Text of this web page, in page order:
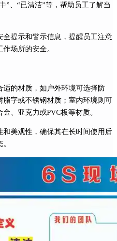
”、“已清洁”等，帮助员工了解当
全提示和警示信息，提醒员工注意
场所的安全。
适的材质，如户外环境可选择防
脂字或不锈钢材质；室内环境则可
、亚克力或PVC板等材质。
和美观性，确保其在长时间使用后